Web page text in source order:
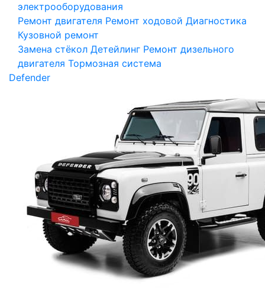
электрооборудования
Ремонт двигателя Ремонт ходовой Диагностика
Кузовной ремонт
Замена стёкол Детейлинг Ремонт дизельного
двигателя Тормозная система
Defender